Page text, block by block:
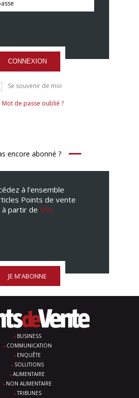
CONNEXION
Se souvenir de moi
Mot de passe oublié ?
encore abonné ?
à l’ensemble
Points de vente
à partir de 95€
JE M'ABONNE
BUSINESS
COMMUNICATION
ENQUÊTE
SOLUTIONS
ALIMENTAIRE
NON ALIMENTAIRE
TRIBUNES